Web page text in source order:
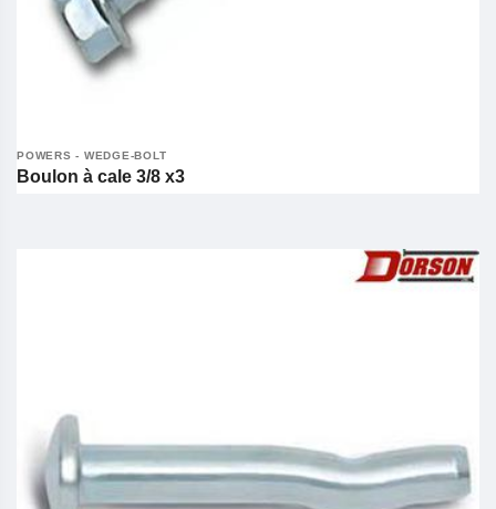
POWERS - WEDGE-BOLT
Boulon à cale 3/8 x3